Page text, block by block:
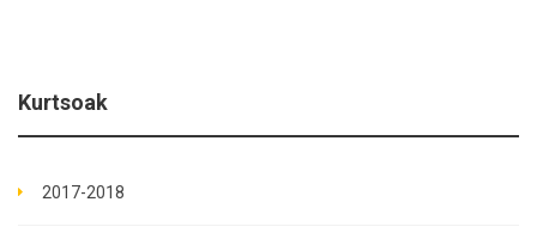
Kurtsoak
2017-2018